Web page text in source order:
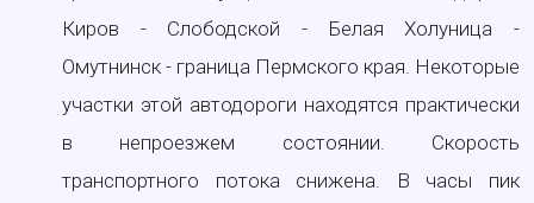
Киров - Слободской - Белая Холуница -
Омутнинск - граница Пермского края. Некоторые
участки этой автодороги находятся практически
в непроезжем состоянии. Скорость
транспортного потока снижена. В часы пик